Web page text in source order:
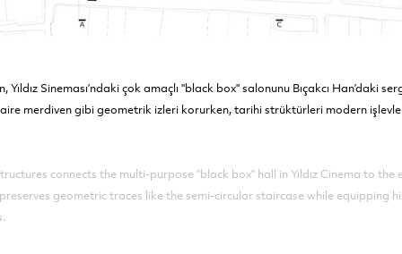
Sineması’ndaki çok amaçlı "black box" salonunu Bıçakcı Han’daki
merdiven gibi geometrik izleri korurken, tarihi strüktürleri modern
connects the multi-purpose "black box" hall in Yıldız Cinema to the
geometric traces like the semi-circular staircase while equipping